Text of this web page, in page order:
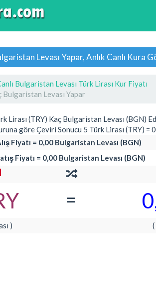
Levası Yapar, Anlık Canlı Kura
Bulgaristan Levası Türk Lirası Kur Fiyatı
Bulgaristan Levası Yapar
Lirası (TRY) Kaç Bulgaristan Levası (BGN)
göre Çeviri Sonucu 5 Türk Lirası (TRY) =
Fiyatı = 0,00 Bulgaristan Levası (BGN)
Fiyatı = 0,00 Bulgaristan Levası (BGN)
=
)